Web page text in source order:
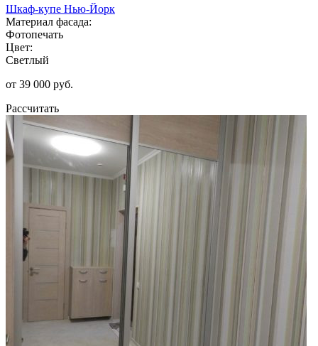
Шкаф-купе Нью-Йорк
Материал фасада:
Фотопечать
Цвет:
Светлый
от 39 000 руб.
Рассчитать